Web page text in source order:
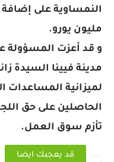
مليون يورو.
و قد أعزت المسؤولة
مدينة فيينا السيدة
لميزانية المساعدات
الحاصلين على حق
تأزم سوق العمل.
قد يعجبك ايضا